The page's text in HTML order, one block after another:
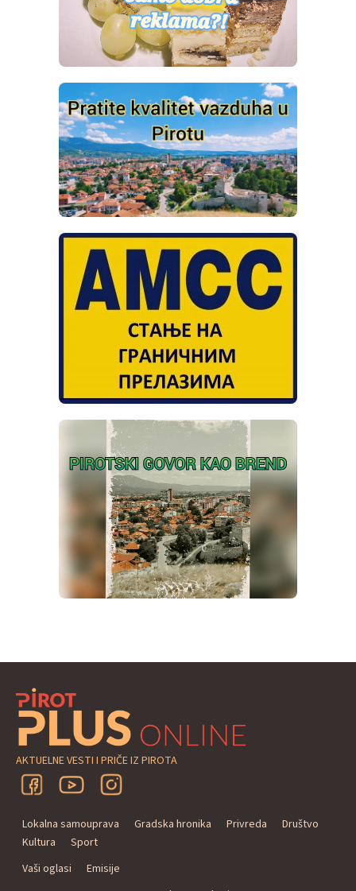
AKTUELNE VESTI I PRIČE IZ PIROTA
Lokalna samouprava Gradska hronika Privreda
Društvo
Kultura
Sport
Vaši oglasi
Emisije